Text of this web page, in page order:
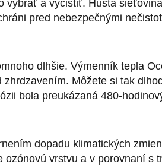
vybrať a vyčistiť. Hustá
pred nebezpečnými
dlhšie. Výmenník tepla
zhrdzavením. Môžete si tak
bola preukázaná 480-
dopadu klimatických
ozónovú vrstvu a v porovnaní s